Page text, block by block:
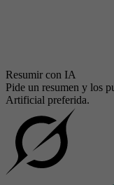
Resumir con IA
Pide un resumen y los
Artificial preferida.